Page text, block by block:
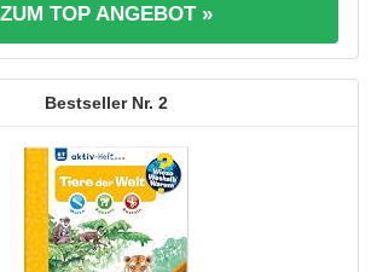
ZUM TOP ANGEBOT »
2